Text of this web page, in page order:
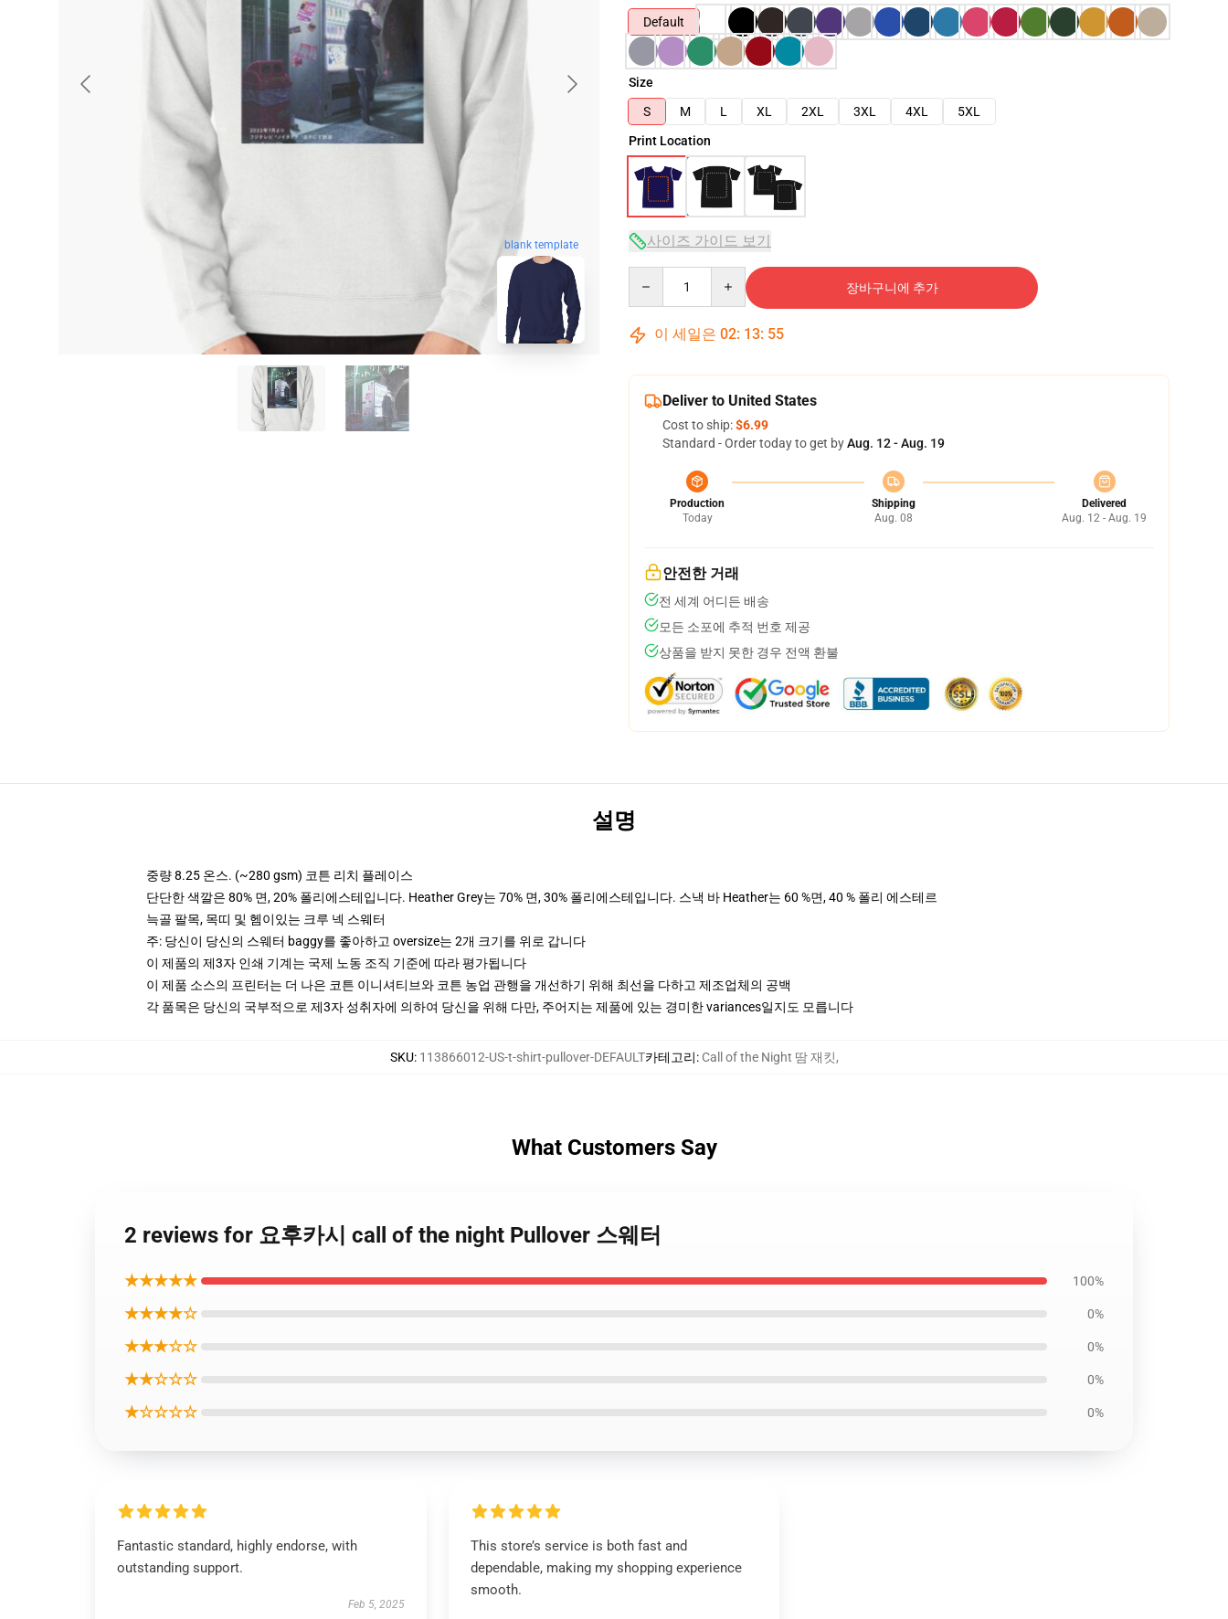
blank template
Default
Size
S
M L XL 2XL 3XL 4XL
5XL
Print Location
사이즈 가이드 보기
장바구니에 추가
이 세일은 02: 13: 54
Deliver to United States
Cost to ship:$6.99
Standard - Order today to get byAug. 12 - Aug. 19
Production
Today
Shipping
Aug. 08
Delivered
Aug. 12 - Aug. 19
안전한 거래
전 세계 어디든 배송
모든 소포에 추적 번호 제공
상품을 받지 못한 경우 전액 환불
설명
중량 8.25 온스. (~280 gsm) 코튼 리치 플레이스
단단한 색깔은 80% 면, 20% 폴리에스테입니다. Heather Grey는 70% 면, 30% 폴리에스테입니다. 스낵 바 Heather는 60 %면, 40 % 폴리 에스테르
늑골 팔목, 목띠 및 헴이있는 크루 넥 스웨터
주: 당신이 당신의 스웨터 baggy를 좋아하고 oversize는 2개 크기를 위로 갑니다
이 제품의 제3자 인쇄 기계는 국제 노동 조직 기준에 따라 평가됩니다
이 제품 소스의 프린터는 더 나은 코튼 이니셔티브와 코튼 농업 관행을 개선하기 위해 최선을 다하고 제조업체의 공백
각 품목은 당신의 국부적으로 제3자 성취자에 의하여 당신을 위해 다만, 주어지는 제품에 있는 경미한 variances일지도 모릅니다
SKU: 113866012-US-t-shirt-pullover-DEFAULT카테고리: Call of the Night 땀 재킷,
What Customers Say
2 reviews for 요후카시 call of the night Pullover 스웨터
★★★★★ 100%
★★★★☆ 0%
★★★☆☆ 0%
★★☆☆☆ 0%
★☆☆☆☆ 0%
Fantastic standard, highly endorse, with
outstanding support.
Feb 5, 2025
This store’s service is both fast and
dependable, making my shopping experience
smooth.